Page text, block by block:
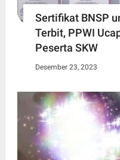
Sertifikat BNSP
Terbit, PPWI
Peserta SKW
Desember 23, 2023